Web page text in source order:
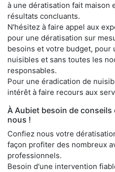
à une dératisation fait maison
résultats concluants.
N'hésitez à faire appel aux
pour une dératisation sur
besoins et votre budget, pour
nuisibles et sans toutes les
responsables.
Pour une éradication de
intérêt à faire recours aux
À Aubiet besoin de
nous !
Confiez nous votre
façon profiter des nombreux
professionnels.
Besoin d'une intervention